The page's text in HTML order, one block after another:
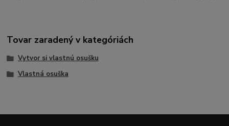
Tovar zaradený v kategóriách
Vytvor si vlastnú osušku
Vlastná osuška